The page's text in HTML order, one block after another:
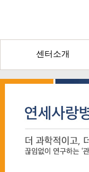
센터소개